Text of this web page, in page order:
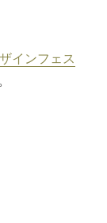
インフェス